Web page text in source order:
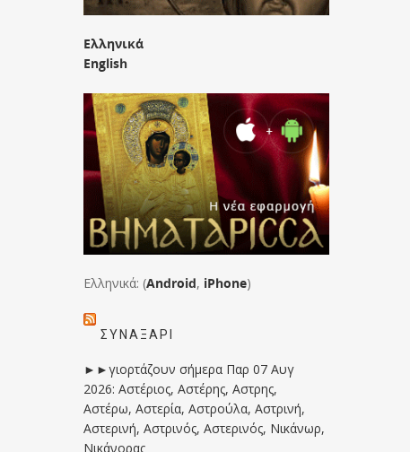
Ελληνικά
English
Ελληνικά: (Android, iPhone)
ΣΥΝΑΞΆΡΙ
►►γιορτάζουν σήμερα Παρ 07 Αυγ
2026: Αστέριος, Αστέρης, Αστρης,
Αστέρω, Αστερία, Αστρούλα, Αστρινή,
Αστερινή, Αστρινός, Αστερινός, Νικάνωρ,
Νικάνορας